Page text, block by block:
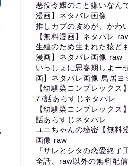
悪役令嬢のこと嫌いなん
漫画】ネタバレ画像
推しカプの攻めが、かわ
【無料漫画】ネタバレ
生殖のため生まれた猿ど
漫画】ネタバレ画像 raw
いっしょに思春期しよー
画】ネタバレ画像 鳥居ヨ
【幼馴染コンプレックス
77話あらすじネタバレ
【幼馴染コンプレックス
話あらすじネタバレ
ユニちゃんの秘密【無料
画像 raw
『サレとシタの恋愛終了
全話、raw以外の無料配